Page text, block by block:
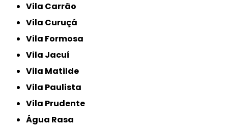
Vila Carrão
Vila Curuçá
Vila Formosa
Vila Jacuí
Vila Matilde
Vila Paulista
Vila Prudente
Água Rasa